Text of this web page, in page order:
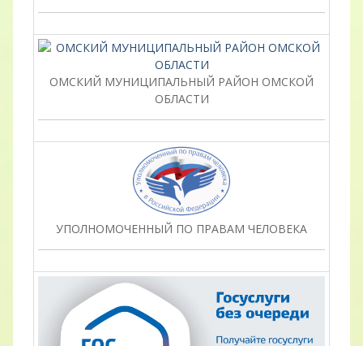
ОМСКИЙ МУНИЦИПАЛЬНЫЙ РАЙОН ОМСКОЙ
ОБЛАСТИ
УПОЛНОМОЧЕННЫЙ ПО ПРАВАМ ЧЕЛОВЕКА